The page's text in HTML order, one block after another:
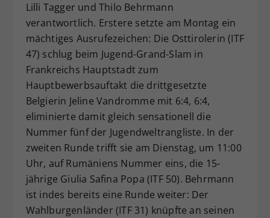
Lilli Tagger und Thilo Behrmann
verantwortlich. Erstere setzte am Montag ein
mächtiges Ausrufezeichen: Die Osttirolerin (ITF
47) schlug beim Jugend-Grand-Slam in
Frankreichs Hauptstadt zum
Hauptbewerbsauftakt die drittgesetzte
Belgierin Jeline Vandromme mit 6:4, 6:4,
eliminierte damit gleich sensationell die
Nummer fünf der Jugendweltrangliste. In der
zweiten Runde trifft sie am Dienstag, um 11:00
Uhr, auf Rumäniens Nummer eins, die 15-
jährige Giulia Safina Popa (ITF 50). Behrmann
ist indes bereits eine Runde weiter: Der
Wahlburgenländer (ITF 31) knüpfte an seinen